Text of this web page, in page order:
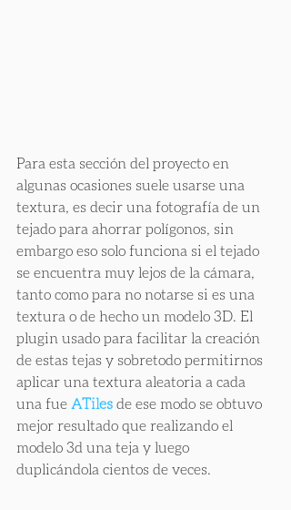
Para esta sección del proyecto en
algunas ocasiones suele usarse una
textura, es decir una fotografía de un
tejado para ahorrar polígonos, sin
embargo eso solo funciona si el tejado
se encuentra muy lejos de la cámara,
tanto como para no notarse si es una
textura o de hecho un modelo 3D. El
plugin usado para facilitar la creación
de estas tejas y sobretodo permitirnos
aplicar una textura aleatoria a cada
una fue ATiles de ese modo se obtuvo
mejor resultado que realizando el
modelo 3d una teja y luego
duplicándola cientos de veces.